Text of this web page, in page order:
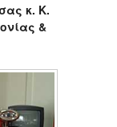
κ. Κ.
&